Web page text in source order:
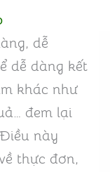
dễ
dễ dàng kết
khác như
đem lại
này
thực đơn,